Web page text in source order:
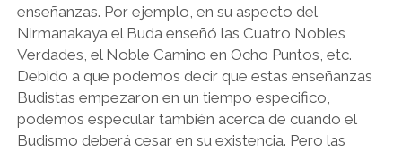
enseñanzas. Por ejemplo, en su aspecto del
Nirmanakaya el Buda enseñó las Cuatro Nobles
Verdades, el Noble Camino en Ocho Puntos, etc.
Debido a que podemos decir que estas enseñanzas
Budistas empezaron en un tiempo especifico,
podemos especular también acerca de cuando el
Budismo deberá cesar en su existencia. Pero las